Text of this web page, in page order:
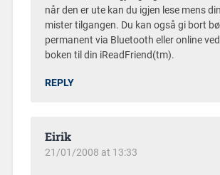
når den er ute kan du igjen lese mens
mister tilgangen. Du kan også gi bort
permanent via Bluetooth eller online
boken til din iReadFriend(tm).
REPLY
Eirik
21/01/2008 at 13:33